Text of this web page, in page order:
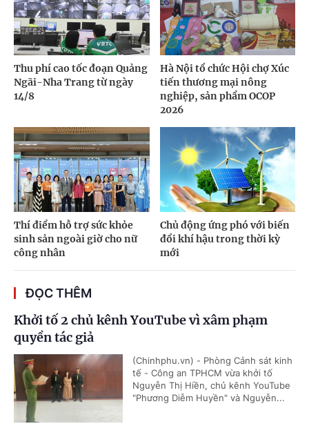
Thu phí cao tốc đoạn Quảng
Ngãi-Nha Trang từ ngày
14/8
Hà Nội tổ chức Hội chợ Xúc
tiến thương mại nông
nghiệp, sản phẩm OCOP
2026
Thí điểm hỗ trợ sức khỏe
sinh sản ngoài giờ cho nữ
công nhân
Chủ động ứng phó với biến
đổi khí hậu trong thời kỳ
mới
ĐỌC THÊM
Khởi tố 2 chủ kênh YouTube vì xâm phạm
quyền tác giả
(Chinhphu.vn) - Phòng Cảnh sát kinh
tế - Công an TPHCM vừa khởi tố
Nguyễn Thị Hiền, chủ kênh YouTube
"Phương Diễm Huyền" và Nguyễn...